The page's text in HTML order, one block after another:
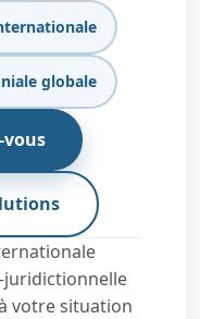
globale
vous
juridictionnelle
votre situation